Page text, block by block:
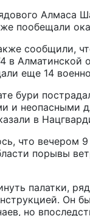
Алмаса
пообещали
сообщили,
в Алматинской
еще 14
бури
и неопасными
в
что вечером
порывы
палатки,
Он
но